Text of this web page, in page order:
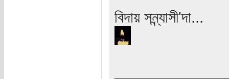
বিদায় সন্ন্যাসী'দা...